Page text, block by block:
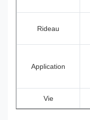
Rideau
Application
Vie